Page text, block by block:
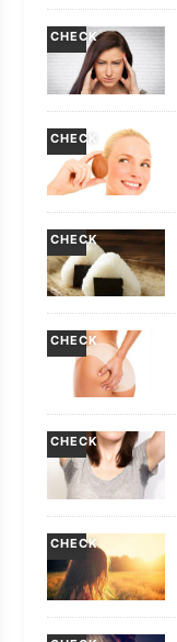
CHECK
CHECK
CHECK
CHECK
CHECK
CHECK